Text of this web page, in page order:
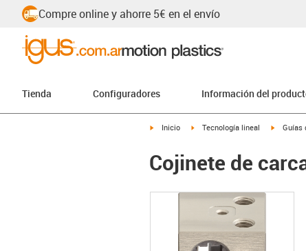
Compre online y ahorre 5€ en el envío
Tienda Configuradores Información del
igus-icon-arrow-right
Inicio igus-icon-arrow-right
Tecnología lineal igus-Guías
Cojinete de